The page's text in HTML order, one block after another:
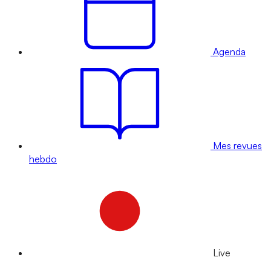
Agenda
Mes revues
hebdo
Live